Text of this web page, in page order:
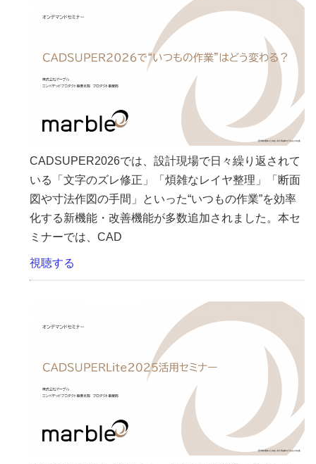
CADSUPER2026では、設計現場で日々繰り返されて
いる「文字のズレ修正」「煩雑なレイヤ整理」「断面
図や寸法作図の手間」といった“いつもの作業”を効率
化する新機能・改善機能が多数追加されました。本セ
ミナーでは、CAD
視聴する